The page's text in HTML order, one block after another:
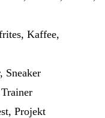
Kaffee,
Sneaker
Projekt